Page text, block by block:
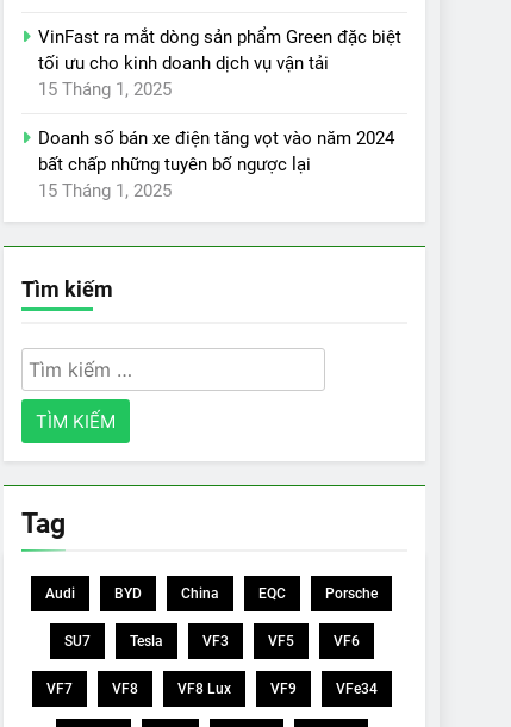
VinFast ra mắt dòng sản phẩm Green đặc biệt
tối ưu cho kinh doanh dịch vụ vận tải
15 Tháng 1, 2025
Doanh số bán xe điện tăng vọt vào năm 2024
bất chấp những tuyên bố ngược lại
15 Tháng 1, 2025
Tìm kiếm
Tìm
kiếm
cho:
Tag
Audi BYD China EQC Porsche
SU7 Tesla VF3 VF5 VF6
VF7 VF8 VF8 Lux VF9 VFe34